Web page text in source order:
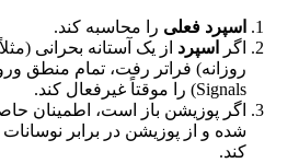
اسپرد فعلی را محاسبه کند.
اگر
اسپرد
Signals) را موقتاً غیرفعال کند.
اگر پوزیشن باز است، اطمینان
شده و از پوزیشن در برابر
کند.